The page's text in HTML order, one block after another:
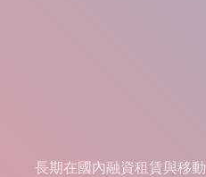
長期在國內融資租賃與移